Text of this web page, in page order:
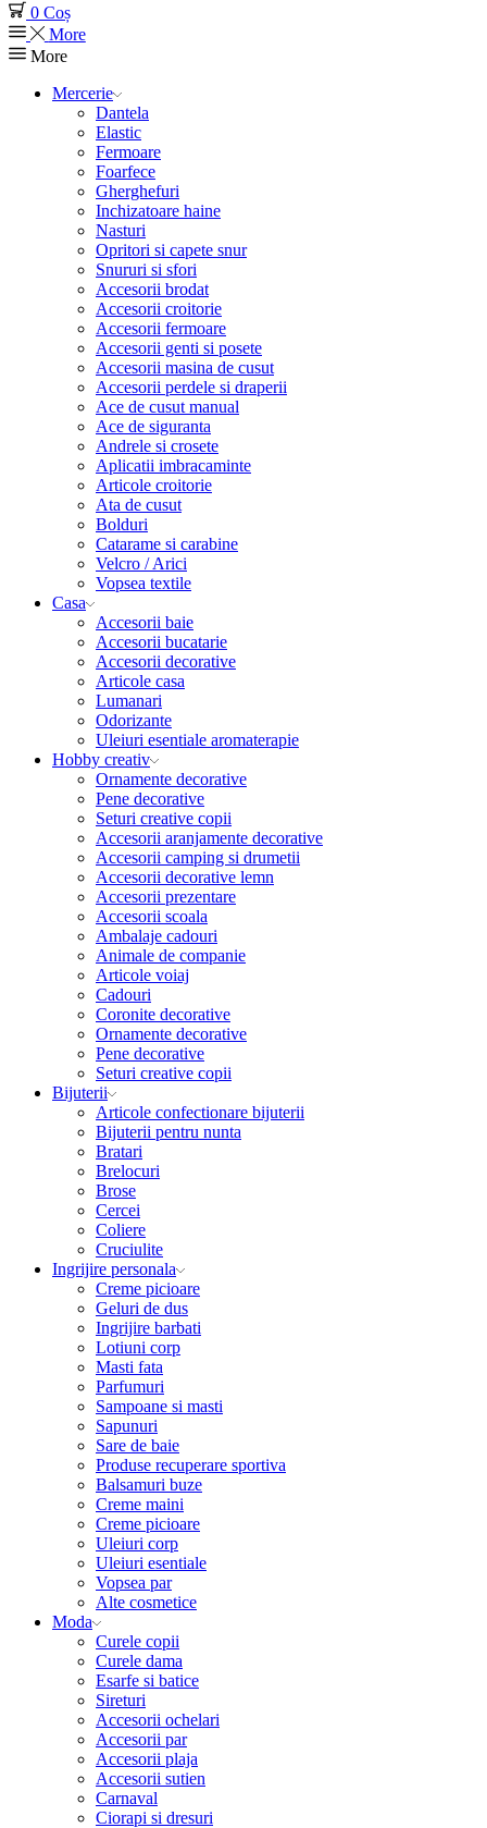
0 Coș
More
More
Mercerie
Dantela
Elastic
Fermoare
Foarfece
Gherghefuri
Inchizatoare haine
Nasturi
Opritori si capete snur
Snururi si sfori
Accesorii brodat
Accesorii croitorie
Accesorii fermoare
Accesorii genti si posete
Accesorii masina de cusut
Accesorii perdele si draperii
Ace de cusut manual
Ace de siguranta
Andrele si crosete
Aplicatii imbracaminte
Articole croitorie
Ata de cusut
Bolduri
Catarame si carabine
Velcro / Arici
Vopsea textile
Casa
Accesorii baie
Accesorii bucatarie
Accesorii decorative
Articole casa
Lumanari
Odorizante
Uleiuri esentiale aromaterapie
Hobby creativ
Ornamente decorative
Pene decorative
Seturi creative copii
Accesorii aranjamente decorative
Accesorii camping si drumetii
Accesorii decorative lemn
Accesorii prezentare
Accesorii scoala
Ambalaje cadouri
Animale de companie
Articole voiaj
Cadouri
Coronite decorative
Ornamente decorative
Pene decorative
Seturi creative copii
Bijuterii
Articole confectionare bijuterii
Bijuterii pentru nunta
Bratari
Brelocuri
Brose
Cercei
Coliere
Cruciulite
Ingrijire personala
Creme picioare
Geluri de dus
Ingrijire barbati
Lotiuni corp
Masti fata
Parfumuri
Sampoane si masti
Sapunuri
Sare de baie
Produse recuperare sportiva
Balsamuri buze
Creme maini
Creme picioare
Uleiuri corp
Uleiuri esentiale
Vopsea par
Alte cosmetice
Moda
Curele copii
Curele dama
Esarfe si batice
Sireturi
Accesorii ochelari
Accesorii par
Accesorii plaja
Accesorii sutien
Carnaval
Ciorapi si dresuri